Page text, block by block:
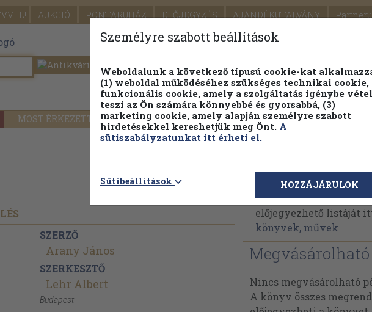
AUKCIÓ PONTÁRUHÁZ ELŐJEGYZÉS AJÁNDÉKUTALVÁNY
MOST ÉRKEZETT PILLANATNYI ÁRAINK FENNTARTHATÓ
Részletes kereső Témaköri fa
SZERZŐ
Arany János
SZERKESZTŐ
Lehr Albert
Budapest
Arany János
Arany János
előjegyezhető listáját
könyvek, művek
Nincs megvásárolható
A könyv összes
Személyre szabott beállítások
Weboldalunk a következő típusú cookie-kat
(1) weboldal működéséhez szükséges technikai cookie,
funkcionális cookie, amely a szolgáltatás igénybe
teszi az Ön számára könnyebbé és gyorsabbá, (3)
marketing cookie, amely alapján személyre szabott
hirdetésekkel kereshetjük meg Önt. A
sütiszabályzatunkat itt érheti el.
Sütibeállítások HOZZÁJÁRULOK